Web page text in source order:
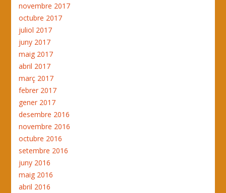
novembre 2017
octubre 2017
juliol 2017
juny 2017
maig 2017
abril 2017
març 2017
febrer 2017
gener 2017
desembre 2016
novembre 2016
octubre 2016
setembre 2016
juny 2016
maig 2016
abril 2016